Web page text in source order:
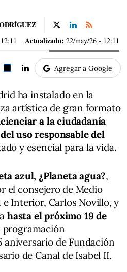
Actualizado: 22/may/26 - 12:11
Agregar a Google
ha instalado en la
artística de gran formato
a la ciudadanía
uso responsable del
y esencial para la vida.
azul, ¿Planeta agua?,
el consejero de Medio
Interior, Carlos Novillo, y
hasta el próximo 19 de
programación
de Fundación
de Canal de Isabel II.